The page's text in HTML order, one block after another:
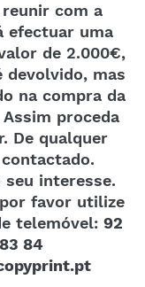
com a
efectuar uma
de 2.000€,
devolvido, mas
na compra da
proceda
De qualquer
seu interesse.
favor utilize
telemóvel: 92
84